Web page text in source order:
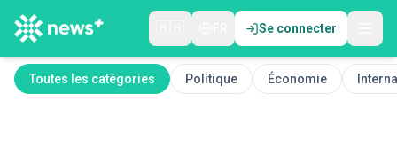
Se connecter
Toutes les catégories Politique Économie